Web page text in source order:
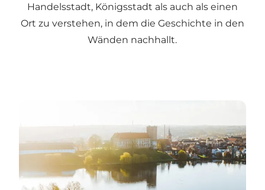
Handelsstadt, Königsstadt als auch als einen
Ort zu verstehen, in dem die Geschichte in den
Wänden nachhallt.